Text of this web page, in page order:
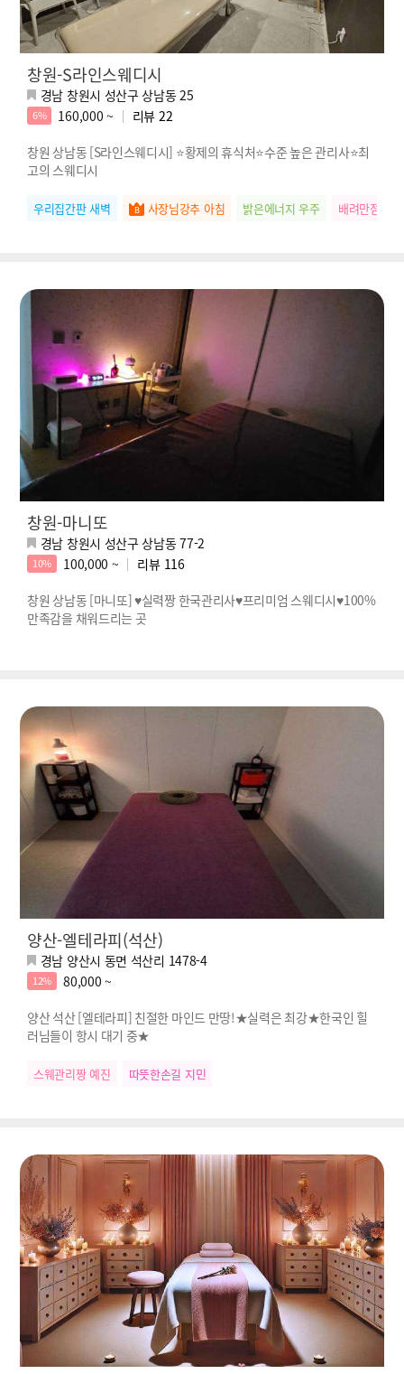
창원-S라인스웨디시
경남 창원시 성산구 상남동 25
6% 160,000 ~ 리뷰 22
창원 상남동 [S라인스웨디시] ⭐황제의 휴식처⭐수준 높은 관리사⭐최
고의 스웨디시
우리집간판 새벽 사장님강추 아침 밝은에너지 우주 배려만점 하나
창원-마니또
경남 창원시 성산구 상남동 77-2
10% 100,000 ~ 리뷰 116
창원 상남동 [마니또] ♥실력짱 한국관리사♥프리미엄 스웨디시♥100%
만족감을 채워드리는 곳
양산-엘테라피(석산)
경남 양산시 동면 석산리 1478-4
12%
80,000 ~
양산 석산 [엘테라피] 친절한 마인드 만땅!★실력은 최강★한국인 힐
러님들이 항시 대기 중★
스웨관리짱 예진 따뜻한손길 지민